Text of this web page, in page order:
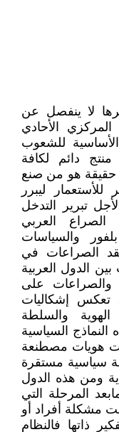
لا ينفصل عن
المركزي الأحادي
للشعوب
دائم لكافة
حقيقة هو من صنع
ليبرر
تبرير التدخل
العربي
والسياسات
الصراعات في
بين الدول العربية
والصراعات على
تعكس إشكاليات
والسلطة
النماذج السياسية
هويات مصطنعة
سياسية مستقرة
ومن هذه الدول
المرحلة التي
مشكلة أفراد أو
ذاتها فالنظام